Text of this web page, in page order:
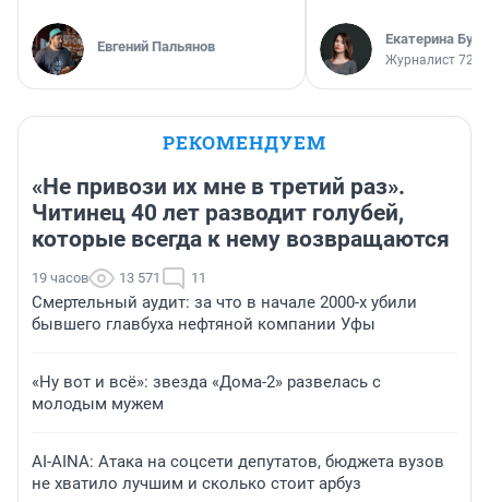
Евгений Пальянов Екатерина
Журналист
РЕКОМЕНДУЕМ
«Не привози их мне в третий раз».
Читинец 40 лет разводит голубей,
которые всегда к нему возвращаются
19 часов 13 571 11
Смертельный аудит: за что в начале 2000-х убили
бывшего главбуха нефтяной компании Уфы
«Ну вот и всё»: звезда «Дома-2» развелась с
молодым мужем
AI-AINA: Атака на соцсети депутатов, бюджета вузов
не хватило лучшим и сколько стоит арбуз